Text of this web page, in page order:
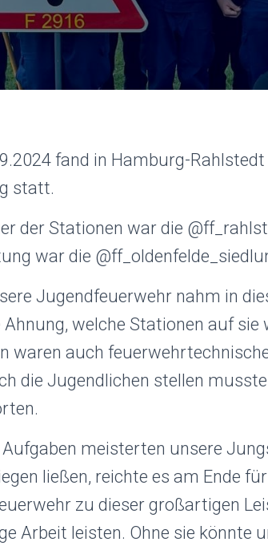
fand in Hamburg-
statt.
der Stationen war die
war die
Jugendfeuerwehr nahm in
Ahnung, welche Stationen auf
waren auch
die Jugendlichen stellen
Aufgaben meisterten unsere
ließen, reichte es am Ende
zu dieser großartigen
Arbeit leisten. Ohne sie könnte